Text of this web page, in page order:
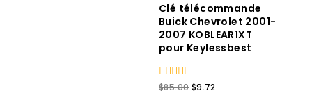
Clé télécommande
Buick Chevrolet 2001-
2007 KOBLEAR1XT
pour Keylessbest
0
$85.00 Le
$9.72